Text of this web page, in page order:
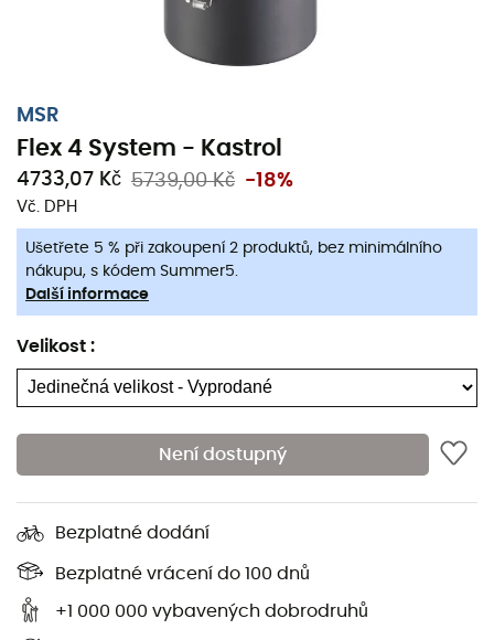
MSR
Flex 4 System - Kastrol
4733,07 Kč 5739,00 Kč -18%
Vč. DPH
Ušetřete 5 % při zakoupení 2 produktů, bez minimálního
nákupu, s kódem Summer5.
Další informace
Velikost :
Není dostupný
Bezplatné dodání
Bezplatné vrácení do 100 dnů
+1 000 000 vybavených dobrodruhů
Black Diamond Black Diamond